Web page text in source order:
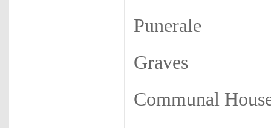
Punerale
Graves
Communal